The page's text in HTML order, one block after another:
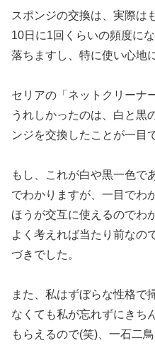
スポンジの交換は、実際は
10日に1回くらいの頻度に
落ちますし、特に使い心地
セリアの「ネットクリーナ
うれしかったのは、白と黒
ンジを交換したことが一目
もし、これが白や黒一色で
でわかりますが、一目でわ
ほうが交互に使えるのでわ
よく考えれば当たり前なの
づきでした。
また、私はずぼらな性格で
なくても私が忘れずにきち
もらえるので(笑)、一石二